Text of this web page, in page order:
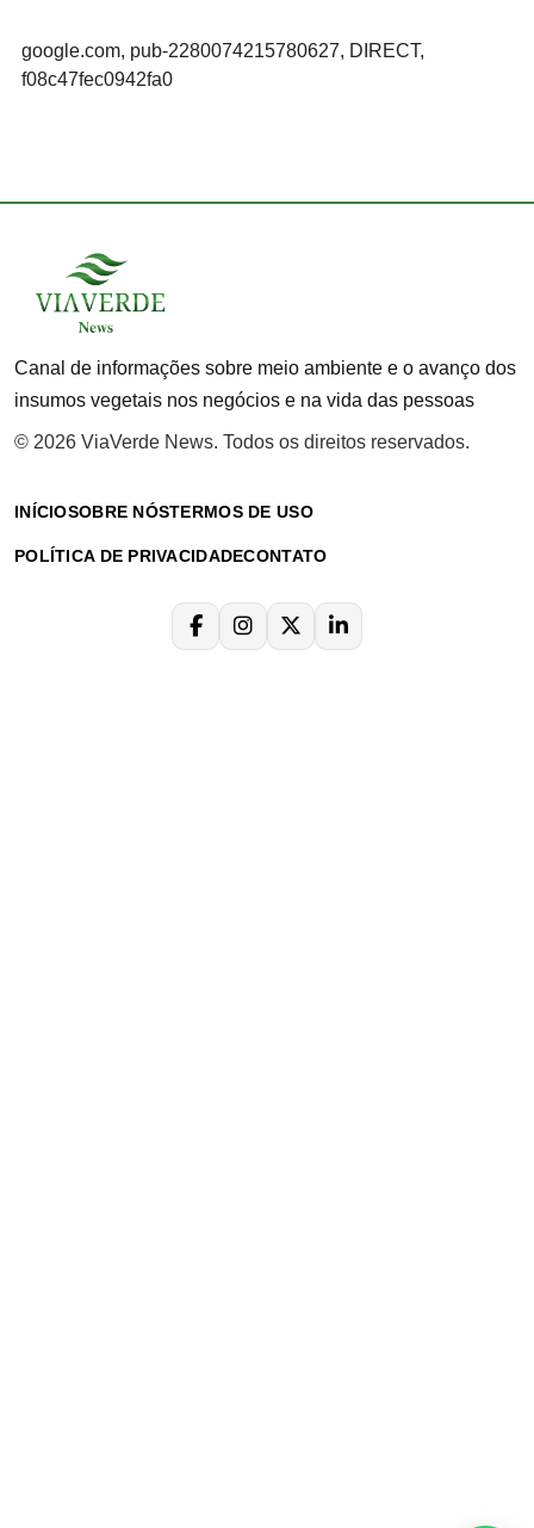
google.com, pub-2280074215780627, DIRECT,
f08c47fec0942fa0
Canal de informações sobre meio ambiente e o avanço dos
insumos vegetais nos negócios e na vida das pessoas
© 2026 ViaVerde News. Todos os direitos reservados.
INÍCIOSOBRE NÓSTERMOS DE USO
POLÍTICA DE PRIVACIDADECONTATO